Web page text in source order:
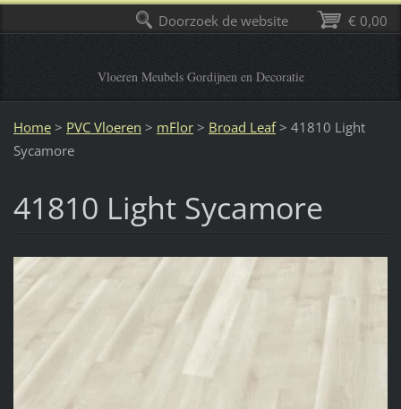
Vloeren Meubels Gordijnen en Decoratie
Home > PVC Vloeren > mFlor > Broad Leaf > 41810 Light
Sycamore
41810 Light Sycamore
€ 0,00
Doorzoek de website